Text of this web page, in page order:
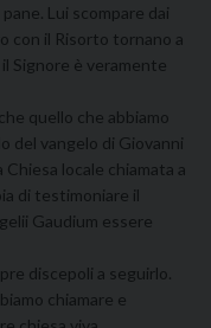
Lui scompare dai
con il Risorto tornano a
Signore è veramente
quello che abbiamo
del vangelo di Giovanni
locale chiamata a
di testimoniare il
Gaudium essere
discepoli a seguirlo.
chiamare e